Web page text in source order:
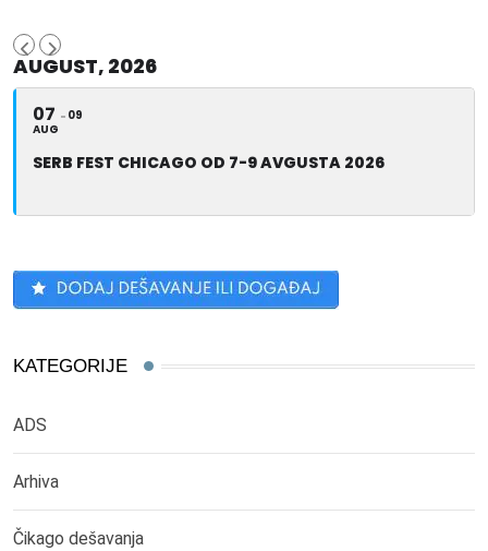
AUGUST, 2026
07
AUG
09
SERB FEST CHICAGO OD 7-9 AVGUSTA 2026
KATEGORIJE
ADS
Arhiva
Čikago dešavanja